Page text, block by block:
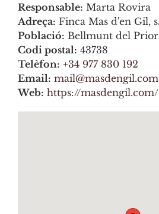
Responsable: Marta Rovira
Adreça: Finca Mas d'en Gil,
Població: Bellmunt del
Codi postal: 43738
Telèfon: +34 977 830 192
Email: mail@masdengil.com
Web: https://masdengil.com/